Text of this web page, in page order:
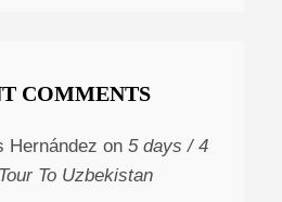
COMMENTS
Hernández on 5 days / 4
To Uzbekistan